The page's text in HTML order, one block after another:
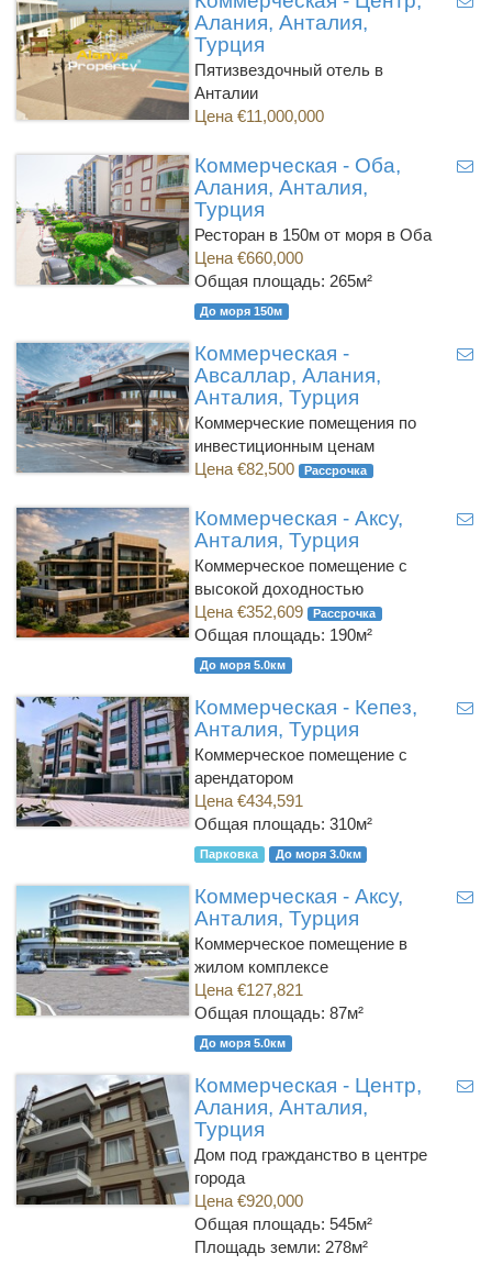
Алания, Анталия,
Турция
Пятизвездочный отель в
Анталии
Цена €11,000,000
Коммерческая - Оба,
Алания, Анталия,
Турция
Ресторан в 150м от моря в Оба
Цена €660,000
Общая площадь: 265м²
До моря 150м
Коммерческая -
Авсаллар, Алания,
Анталия, Турция
Коммерческие помещения по
инвестиционным ценам
Цена €82,500
Рассрочка
Коммерческая - Аксу,
Анталия, Турция
Коммерческое помещение с
высокой доходностью
Цена €352,609
Рассрочка
Общая площадь: 190м²
До моря 5.0км
Коммерческая - Кепез,
Анталия, Турция
Коммерческое помещение с
арендатором
Цена €434,591
Общая площадь: 310м²
Парковка До моря 3.0км
Коммерческая - Аксу,
Анталия, Турция
Коммерческое помещение в
жилом комплексе
Цена €127,821
Общая площадь: 87м²
До моря 5.0км
Коммерческая - Центр,
Алания, Анталия,
Турция
Дом под гражданство в центре
города
Цена €920,000
Общая площадь: 545м²
Площадь земли: 278м²